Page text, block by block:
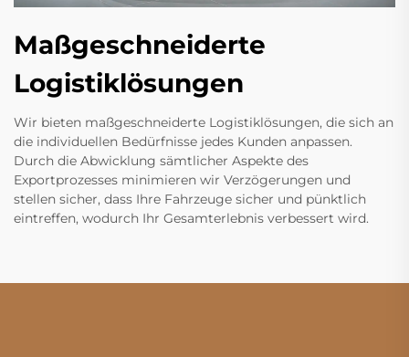
Maßgeschneiderte
Logistiklösungen
Wir bieten maßgeschneiderte Logistiklösungen, die sich an
die individuellen Bedürfnisse jedes Kunden anpassen.
Durch die Abwicklung sämtlicher Aspekte des
Exportprozesses minimieren wir Verzögerungen und
stellen sicher, dass Ihre Fahrzeuge sicher und pünktlich
eintreffen, wodurch Ihr Gesamterlebnis verbessert wird.